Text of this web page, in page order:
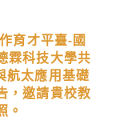
育才平臺-國
霖科技大學共
航太應用基礎
，邀請貴校教
。